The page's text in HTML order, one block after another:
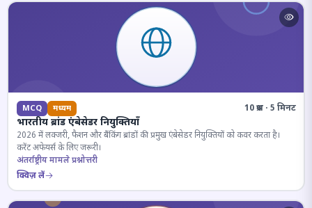
MCQ मध्यम 10 प्रश्न · 5 मिनट
भारतीय ब्रांड एंबेसेडर नियुक्तियाँ
2026 में लक्जरी, फैशन और बैंकिंग ब्रांडों की प्रमुख एंबेसेडर नियुक्तियों को कवर करता है।
करेंट अफेयर्स के लिए जरूरी।
अंतर्राष्ट्रीय मामले प्रश्नोत्तरी
क्विज़ लें